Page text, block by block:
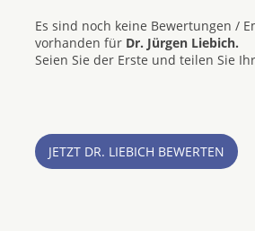
Es sind noch keine Bewertungen /
vorhanden für Dr. Jürgen Liebich.
Seien Sie der Erste und teilen Sie
JETZT DR. LIEBICH BEWERTEN